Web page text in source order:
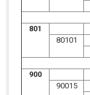
801
80101
900
90015